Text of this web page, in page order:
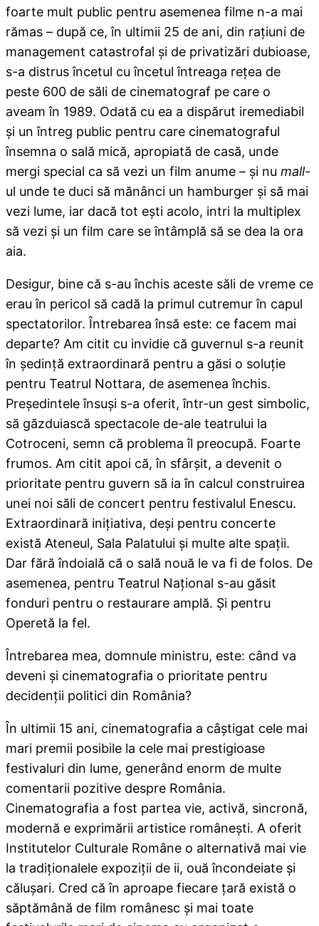
foarte mult public pentru asemenea filme n-a mai
rămas – după ce, în ultimii 25 de ani, din raţiuni de
management catastrofal şi de privatizări dubioase,
s-a distrus încetul cu încetul întreaga reţea de
peste 600 de săli de cinematograf pe care o
aveam în 1989. Odată cu ea a dispărut iremediabil
şi un întreg public pentru care cinematograful
însemna o sală mică, apropiată de casă, unde
mergi special ca să vezi un film anume – şi nu mall-
ul unde te duci să mănânci un hamburger şi să mai
vezi lume, iar dacă tot eşti acolo, intri la multiplex
să vezi şi un film care se întâmplă să se dea la ora
aia.
Desigur, bine că s-au închis aceste săli de vreme ce
erau în pericol să cadă la primul cutremur în capul
spectatorilor. Întrebarea însă este: ce facem mai
departe? Am citit cu invidie că guvernul s-a reunit
în şedinţă extraordinară pentru a găsi o soluţie
pentru Teatrul Nottara, de asemenea închis.
Preşedintele însuşi s-a oferit, într-un gest simbolic,
să găzduiască spectacole de-ale teatrului la
Cotroceni, semn că problema îl preocupă. Foarte
frumos. Am citit apoi că, în sfârşit, a devenit o
prioritate pentru guvern să ia în calcul construirea
unei noi săli de concert pentru festivalul Enescu.
Extraordinară iniţiativa, deşi pentru concerte
există Ateneul, Sala Palatului şi multe alte spaţii.
Dar fără îndoială că o sală nouă le va fi de folos. De
asemenea, pentru Teatrul Naţional s-au găsit
fonduri pentru o restaurare amplă. Şi pentru
Operetă la fel.
Întrebarea mea, domnule ministru, este: când va
deveni şi cinematografia o prioritate pentru
decidenţii politici din România?
În ultimii 15 ani, cinematografia a câştigat cele mai
mari premii posibile la cele mai prestigioase
festivaluri din lume, generând enorm de multe
comentarii pozitive despre România.
Cinematografia a fost partea vie, activă, sincronă,
modernă e exprimării artistice româneşti. A oferit
Institutelor Culturale Române o alternativă mai vie
la tradiţionalele expoziţii de ii, ouă încondeiate şi
călușari. Cred că în aproape fiecare ţară există o
săptămână de film românesc şi mai toate